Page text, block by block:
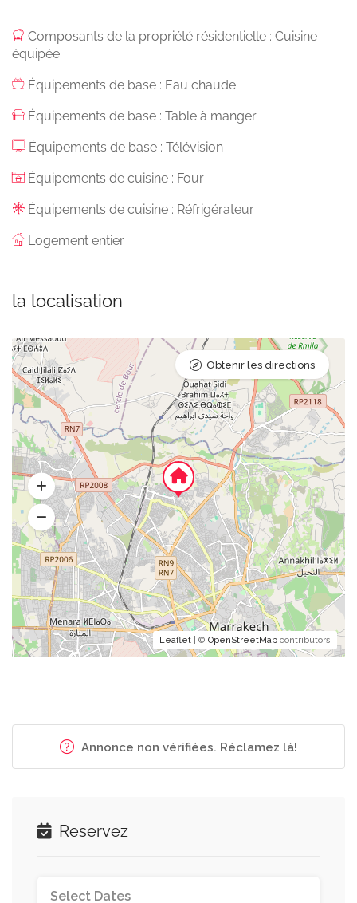
Composants de la propriété résidentielle : Cuisine
équipée
Équipements de base : Eau chaude
Équipements de base : Table à manger
Équipements de base : Télévision
Équipements de cuisine : Four
Équipements de cuisine : Réfrigérateur
Logement entier
la localisation
Leaflet | © OpenStreetMap contributors
Obtenir les directions
Annonce non vérifiées. Réclamez là!
Reservez